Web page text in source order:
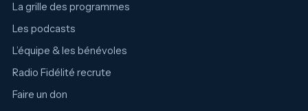
La grille des programmes
Les podcasts
L’équipe & les bénévoles
Radio Fidélité recrute
Faire un don